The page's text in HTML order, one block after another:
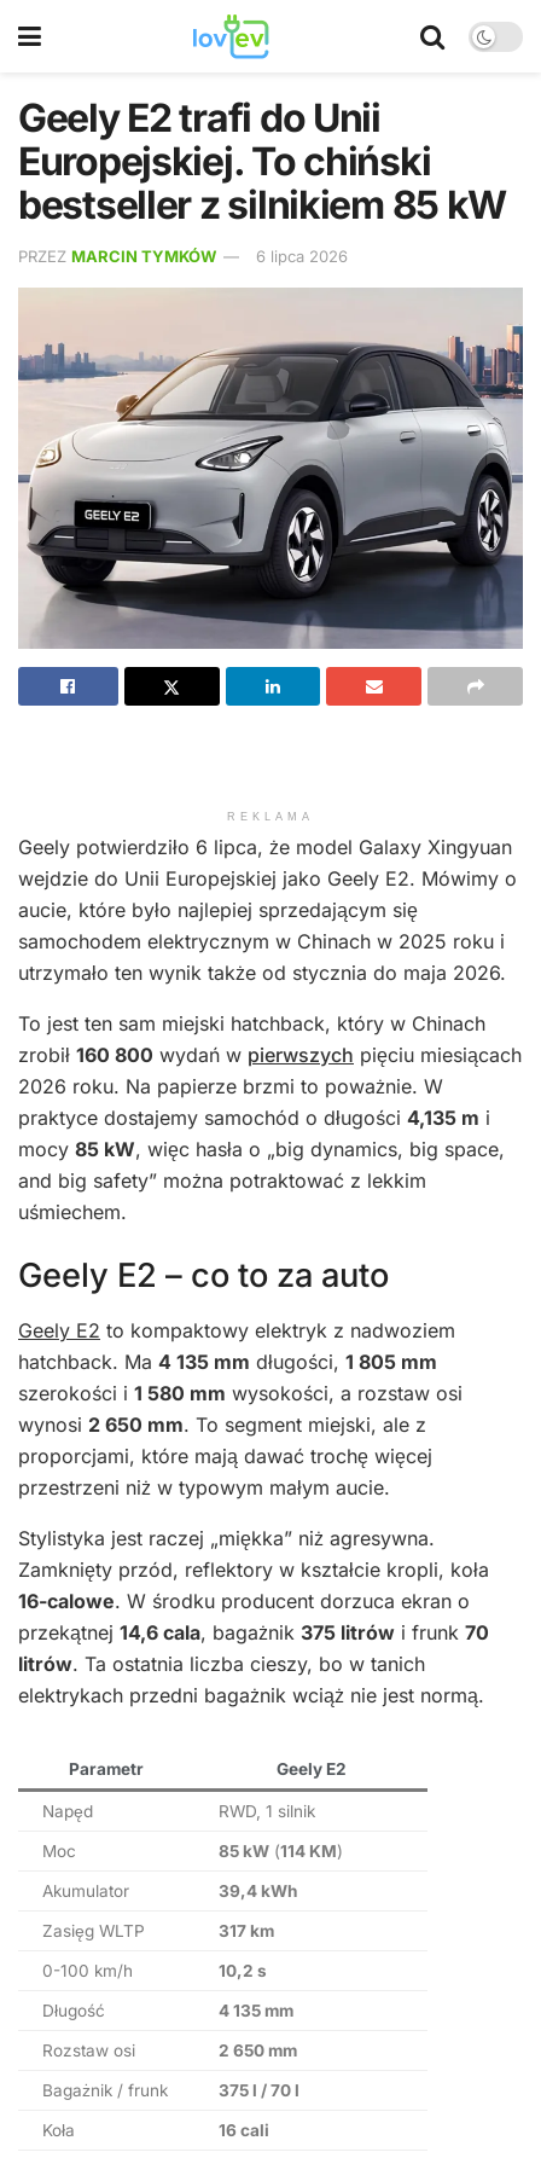
Geely E2 trafi do Unii
Europejskiej. To chiński
bestseller z silnikiem 85 kW
PRZEZ MARCIN TYMKÓW 6 lipca 2026
REKLAMA
Geely potwierdziło 6 lipca, że model Galaxy Xingyuan
wejdzie do Unii Europejskiej jako Geely E2. Mówimy o
aucie, które było najlepiej sprzedającym się
samochodem elektrycznym w Chinach w 2025 roku i
utrzymało ten wynik także od stycznia do maja 2026.
To jest ten sam miejski hatchback, który w Chinach
zrobił 160 800 wydań w pierwszych pięciu miesiącach
2026 roku. Na papierze brzmi to poważnie. W
praktyce dostajemy samochód o długości 4,135 m i
mocy 85 kW, więc hasła o „big dynamics, big space,
and big safety” można potraktować z lekkim
uśmiechem.
Geely E2 – co to za auto
Geely E2 to kompaktowy elektryk z nadwoziem
hatchback. Ma 4 135 mm długości, 1 805 mm
szerokości i 1 580 mm wysokości, a rozstaw osi
wynosi 2 650 mm. To segment miejski, ale z
proporcjami, które mają dawać trochę więcej
przestrzeni niż w typowym małym aucie.
Stylistyka jest raczej „miękka” niż agresywna.
Zamknięty przód, reflektory w kształcie kropli, koła
16-calowe. W środku producent dorzuca ekran o
przekątnej 14,6 cala, bagażnik 375 litrów i frunk 70
litrów. Ta ostatnia liczba cieszy, bo w tanich
elektrykach przedni bagażnik wciąż nie jest normą.
Parametr Geely E2
Napęd RWD, 1 silnik
Moc 85 kW (114 KM)
Akumulator 39,4 kWh
Zasięg WLTP 317 km
0-100 km/h 10,2 s
Długość 4 135 mm
Rozstaw osi 2 650 mm
Bagażnik / frunk 375 l / 70 l
Koła 16 cali